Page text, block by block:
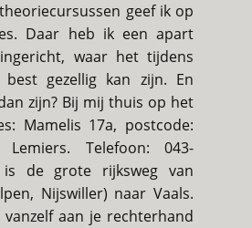
geef ik op
Daar heb ik een apart
waar het tijdens
gezellig kan zijn. En
zijn? Bij mij thuis op het
Mamelis 17a, postcode:
Telefoon: 043-
is de grote rijksweg van
Nijswiller) naar Vaals.
aan je rechterhand